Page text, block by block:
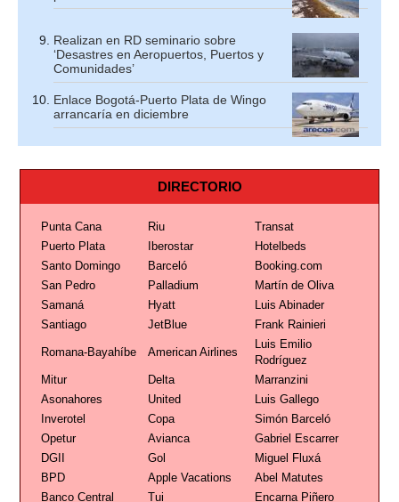
Realizan en RD seminario sobre
‘Desastres en Aeropuertos, Puertos y
Comunidades’
Enlace Bogotá-Puerto Plata de Wingo
arrancaría en diciembre
DIRECTORIO
Punta Cana Riu
Transat
Puerto Plata
Iberostar
Hotelbeds
Santo Domingo
Barceló
Booking.com
San Pedro
Palladium
Martín de Oliva
Samaná
Hyatt
Luis Abinader
Santiago
JetBlue Frank Rainieri
Romana-Bayahíbe American Airlines
Luis Emilio
Rodríguez
Mitur
Delta
Marranzini
Asonahores
United
Luis Gallego
Inverotel
Copa
Simón Barceló
Opetur
Avianca
Gabriel Escarrer
DGII
Gol
Miguel Fluxá
BPD
Apple Vacations
Abel Matutes
Banco Central
Tui Encarna Piñero